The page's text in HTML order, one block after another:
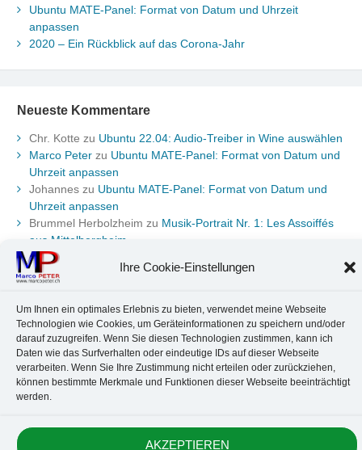
Ihre Cookie-Einstellungen
Um Ihnen ein optimales Erlebnis zu bieten, verwendet meine Webseite
Technologien wie Cookies, um Geräteinformationen zu speichern und/oder
darauf zuzugreifen. Wenn Sie diesen Technologien zustimmen, kann ich
Daten wie das Surfverhalten oder eindeutige IDs auf dieser Webseite
verarbeiten. Wenn Sie Ihre Zustimmung nicht erteilen oder zurückziehen,
können bestimmte Merkmale und Funktionen dieser Webseite beeinträchtigt
werden.
AKZEPTIEREN
Ubuntu MATE-Panel: Format von Datum und Uhrzeit
anpassen
2020 – Ein Rückblick auf das Corona-Jahr
Neueste Kommentare
Chr. Kotte zu Ubuntu 22.04: Audio-Treiber in Wine auswählen
Marco Peter zu Ubuntu MATE-Panel: Format von Datum und
Uhrzeit anpassen
Johannes zu Ubuntu MATE-Panel: Format von Datum und
Uhrzeit anpassen
Brummel Herbolzheim zu Musik-Portrait Nr. 1: Les Assoiffés
aus Mittelbergheim
Marco Peter
unter Linux
Kontakt Datenschutz Anbieterkennzeichnung
Cookie-Richtlinie
© 2010-2026 Marco PETER. All rights reserved.